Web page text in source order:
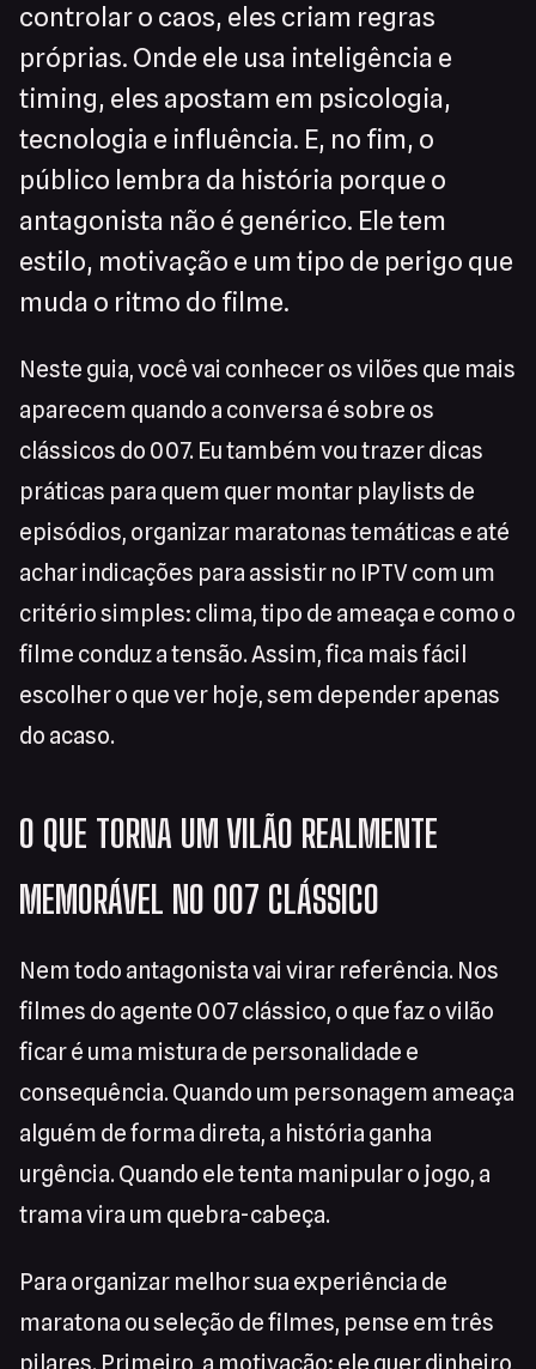
controlar o caos, eles criam regras
próprias. Onde ele usa inteligência e
timing, eles apostam em psicologia,
tecnologia e influência. E, no fim, o
público lembra da história porque o
antagonista não é genérico. Ele tem
estilo, motivação e um tipo de perigo que
muda o ritmo do filme.
Neste guia, você vai conhecer os vilões que mais
aparecem quando a conversa é sobre os
clássicos do 007. Eu também vou trazer dicas
práticas para quem quer montar playlists de
episódios, organizar maratonas temáticas e até
achar indicações para assistir no IPTV com um
critério simples: clima, tipo de ameaça e como o
filme conduz a tensão. Assim, fica mais fácil
escolher o que ver hoje, sem depender apenas
do acaso.
O QUE TORNA UM VILÃO REALMENTE
MEMORÁVEL NO 007 CLÁSSICO
Nem todo antagonista vai virar referência. Nos
filmes do agente 007 clássico, o que faz o vilão
ficar é uma mistura de personalidade e
consequência. Quando um personagem ameaça
alguém de forma direta, a história ganha
urgência. Quando ele tenta manipular o jogo, a
trama vira um quebra-cabeça.
Para organizar melhor sua experiência de
maratona ou seleção de filmes, pense em três
pilares. Primeiro, a motivação: ele quer dinheiro,